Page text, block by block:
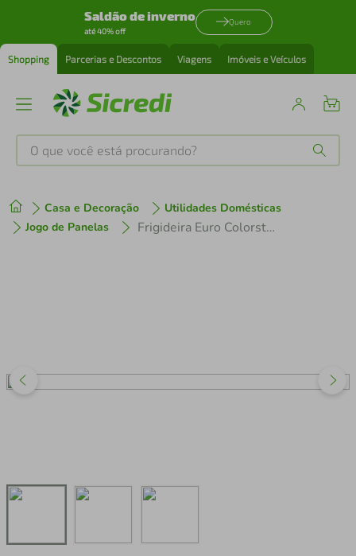
Saldão de inverno
até 40% off
Quero
Shopping Parcerias e Descontos Viagens Imóveis e Veículos
O que você está procurando?
Casa e Decoração
Utilidades Domésticas
Jogo de Panelas
Frigideira Euro Colorstone Volcano Alumínio Antiaderente 24cm Chumbo
1º tenis